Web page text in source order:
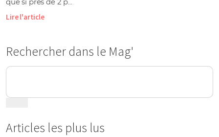
que si près de 2 p...
Lire l'article
Rechercher dans le Mag'
Articles les plus lus